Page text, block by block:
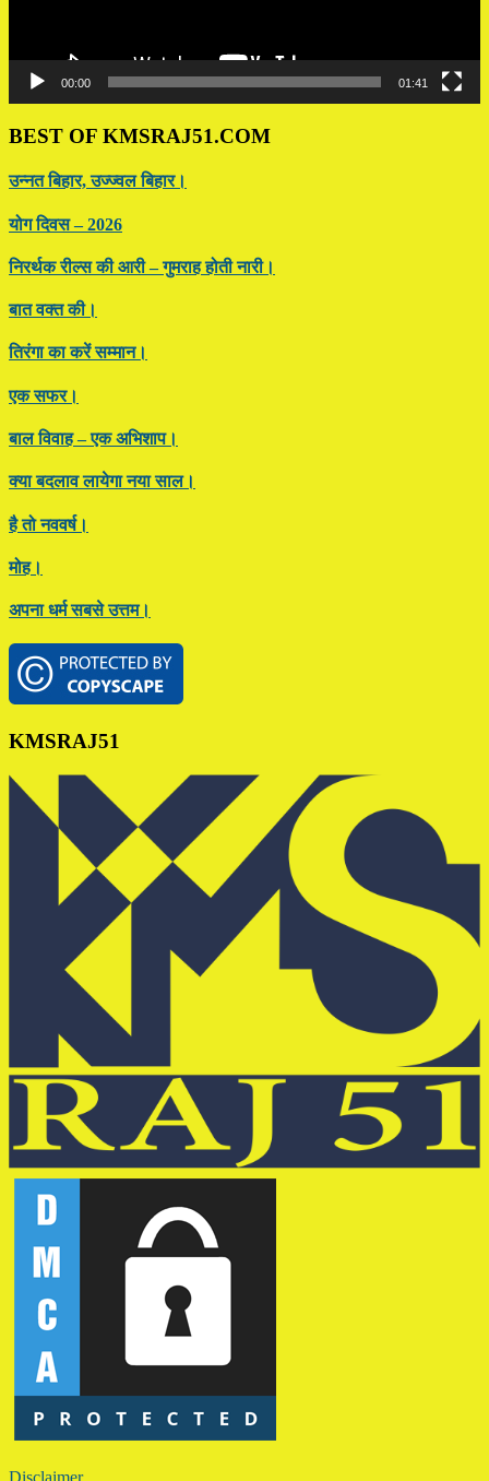
00:00 01:41
BEST OF KMSRAJ51.COM
उन्नत बिहार, उज्ज्वल बिहार।
योग दिवस – 2026
निरर्थक रील्स की आरी – गुमराह होती नारी।
बात वक्त की।
तिरंगा का करें सम्मान।
एक सफर।
बाल विवाह – एक अभिशाप।
क्या बदलाव लायेगा नया साल।
है तो नववर्ष।
मोह।
अपना धर्म सबसे उत्तम।
Footer
KMSRAJ51